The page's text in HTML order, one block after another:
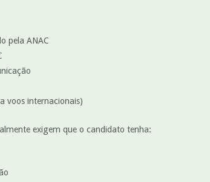
pela ANAC
voos internacionais)
exigem que o candidato tenha: